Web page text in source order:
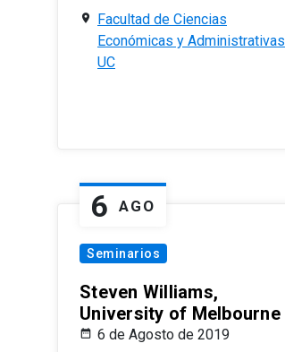
Facultad de Ciencias
Económicas y Administrativas
UC
6 AGO
Seminarios
Steven Williams,
University of Melbourne
6 de Agosto de 2019